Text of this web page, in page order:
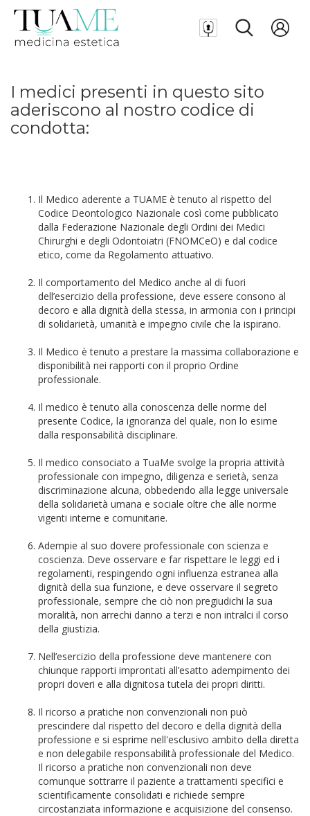
I medici presenti in questo sito
aderiscono al nostro codice di
condotta:
Il Medico aderente a TUAME è tenuto al rispetto del
Codice Deontologico Nazionale così come pubblicato
dalla Federazione Nazionale degli Ordini dei Medici
Chirurghi e degli Odontoiatri (FNOMCeO) e dal codice
etico, come da Regolamento attuativo.
Il comportamento del Medico anche al di fuori
dell’esercizio della professione, deve essere consono al
decoro e alla dignità della stessa, in armonia con i principi
di solidarietà, umanità e impegno civile che la ispirano.
Il Medico è tenuto a prestare la massima collaborazione e
disponibilità nei rapporti con il proprio Ordine
professionale.
Il medico è tenuto alla conoscenza delle norme del
presente Codice, la ignoranza del quale, non lo esime
dalla responsabilità disciplinare.
Il medico consociato a TuaMe svolge la propria attività
professionale con impegno, diligenza e serietà, senza
discriminazione alcuna, obbedendo alla legge universale
della solidarietà umana e sociale oltre che alle norme
vigenti interne e comunitarie.
Adempie al suo dovere professionale con scienza e
coscienza. Deve osservare e far rispettare le leggi ed i
regolamenti, respingendo ogni influenza estranea alla
dignità della sua funzione, e deve osservare il segreto
professionale, sempre che ciò non pregiudichi la sua
moralità, non arrechi danno a terzi e non intralci il corso
della giustizia.
Nell’esercizio della professione deve mantenere con
chiunque rapporti improntati all’esatto adempimento dei
propri doveri e alla dignitosa tutela dei propri diritti.
Il ricorso a pratiche non convenzionali non può
prescindere dal rispetto del decoro e della dignità della
professione e si esprime nell'esclusivo ambito della diretta
e non delegabile responsabilità professionale del Medico.
Il ricorso a pratiche non convenzionali non deve
comunque sottrarre il paziente a trattamenti specifici e
scientificamente consolidati e richiede sempre
circostanziata informazione e acquisizione del consenso.